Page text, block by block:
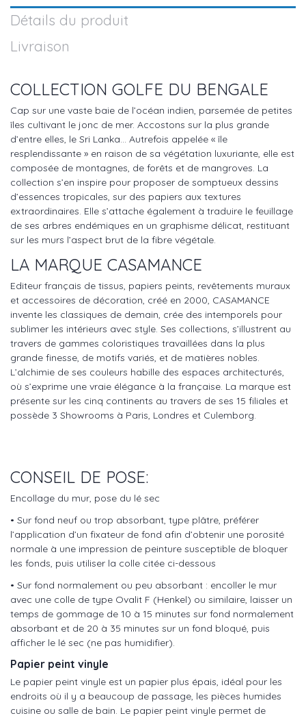
Détails du produit
Livraison
COLLECTION GOLFE DU BENGALE
Cap sur une vaste baie de l’océan indien, parsemée de petites
îles cultivant le jonc de mer. Accostons sur la plus grande
d’entre elles, le Sri Lanka... Autrefois appelée « île
resplendissante » en raison de sa végétation luxuriante, elle est
composée de montagnes, de forêts et de mangroves. La
collection s’en inspire pour proposer de somptueux dessins
d’essences tropicales, sur des papiers aux textures
extraordinaires. Elle s’attache également à traduire le feuillage
de ses arbres endémiques en un graphisme délicat, restituant
sur les murs l’aspect brut de la fibre végétale.
LA MARQUE CASAMANCE
Editeur français de tissus, papiers peints, revêtements muraux
et accessoires de décoration, créé en 2000, CASAMANCE
invente les classiques de demain, crée des intemporels pour
sublimer les intérieurs avec style. Ses collections, s’illustrent au
travers de gammes coloristiques travaillées dans la plus
grande finesse, de motifs variés, et de matières nobles.
L’alchimie de ses couleurs habille des espaces architecturés,
où s’exprime une vraie élégance à la française. La marque est
présente sur les cinq continents au travers de ses 15 filiales et
possède 3 Showrooms à Paris, Londres et Culemborg.
CONSEIL DE POSE:
Encollage du mur, pose du lé sec
• Sur fond neuf ou trop absorbant, type plâtre, préférer
l’application d’un fixateur de fond afin d’obtenir une porosité
normale à une impression de peinture susceptible de bloquer
les fonds, puis utiliser la colle citée ci-dessous
• Sur fond normalement ou peu absorbant : encoller le mur
avec une colle de type Ovalit F (Henkel) ou similaire, laisser un
temps de gommage de 10 à 15 minutes sur fond normalement
absorbant et de 20 à 35 minutes sur un fond bloqué, puis
afficher le lé sec (ne pas humidifier).
Papier peint vinyle
Le papier peint vinyle est un papier plus épais, idéal pour les
endroits où il y a beaucoup de passage, les pièces humides
cuisine ou salle de bain. Le papier peint vinyle permet de